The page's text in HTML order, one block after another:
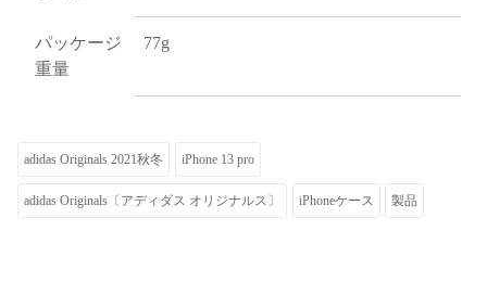
パッケージ
重量
77g
adidas Originals 2021秋冬 iPhone 13 pro
adidas Originals〔アディダス オリジナルス〕 iPhoneケース 製品